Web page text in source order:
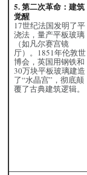
5. 第二次革命：建筑
觉醒
17世纪法国发明了平
浇法，量产平板玻璃
（如凡尔赛宫镜
厅）。1851年伦敦世
博会，英国用钢铁和
30万块平板玻璃建造
了“水晶宫”，彻底颠
覆了古典建筑逻辑。